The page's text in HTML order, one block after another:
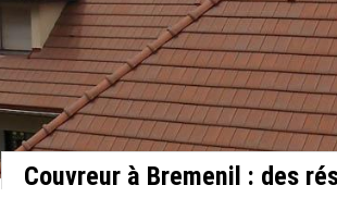
Couvreur à Bremenil : des